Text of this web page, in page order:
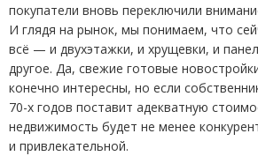
покупатели вновь переключили
И глядя на рынок, мы понимаем, что
всё — и двухэтажки, и хрущевки, и
другое. Да, свежие готовые
конечно интересны, но если
70-х годов поставит адекватную
недвижимость будет не менее
и привлекательной.